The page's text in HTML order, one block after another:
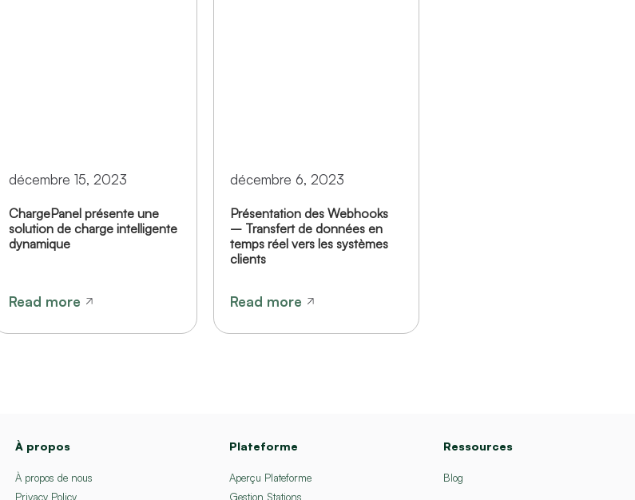
décembre 15, 2023
ChargePanel présente une
solution de charge intelligente
dynamique
Read more
décembre 6, 2023
Présentation des Webhooks
– Transfert de données en
temps réel vers les systèmes
clients
Read more
À propos
À propos de nous
Privacy Policy
Plateforme
Aperçu Plateforme
Gestion Stations
Ressources
Blog